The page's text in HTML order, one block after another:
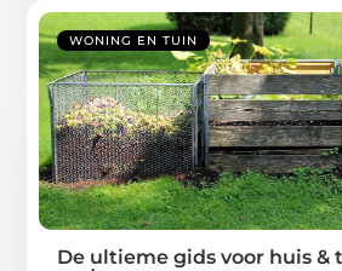
WONING EN TUIN
De ultieme gids voor huis &